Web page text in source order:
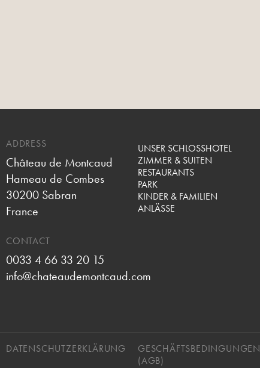
ADDRESS
Château de Montcaud
Hameau de Combes
30200 Sabran
France
CONTACT
0033 4 66 33 20 15
info@chateaudemontcaud.com
UNSER SCHLOSSHOTEL
ZIMMER & SUITEN
RESTAURANTS
PARK
KINDER & FAMILIEN
ANLÄSSE
DATENSCHUTZERKLÄRUNG
GESCHÄFTSBEDINGUNGEN
(AGB)